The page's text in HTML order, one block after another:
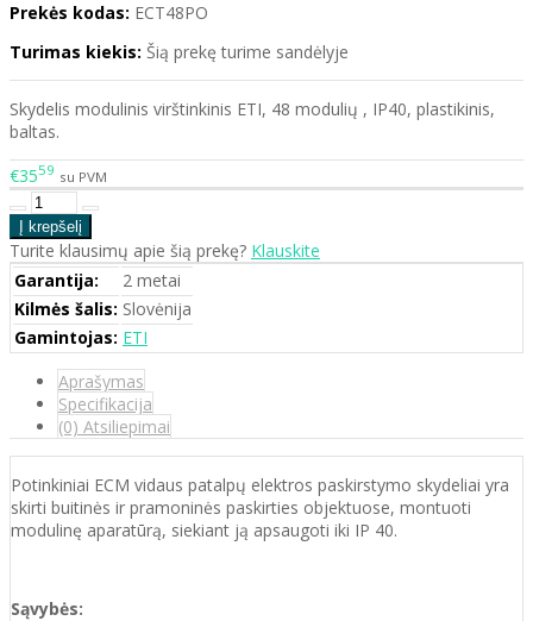
Prekės kodas: ECT48PO
Turimas kiekis: Šią prekę turime sandėlyje
Skydelis modulinis virštinkinis ETI, 48 modulių , IP40, plastikinis,
baltas.
€3559 su PVM
Turite klausimų apie šią prekę? Klauskite
Garantija:
2 metai
Kilmės šalis: Slovėnija
Gamintojas: ETI
Aprašymas
Specifikacija
(0) Atsiliepimai
Potinkiniai ECM vidaus patalpų elektros paskirstymo skydeliai yra
skirti buitinės ir pramoninės paskirties objektuose, montuoti
modulinę aparatūrą, siekiant ją apsaugoti iki IP 40.
Sąvybės: